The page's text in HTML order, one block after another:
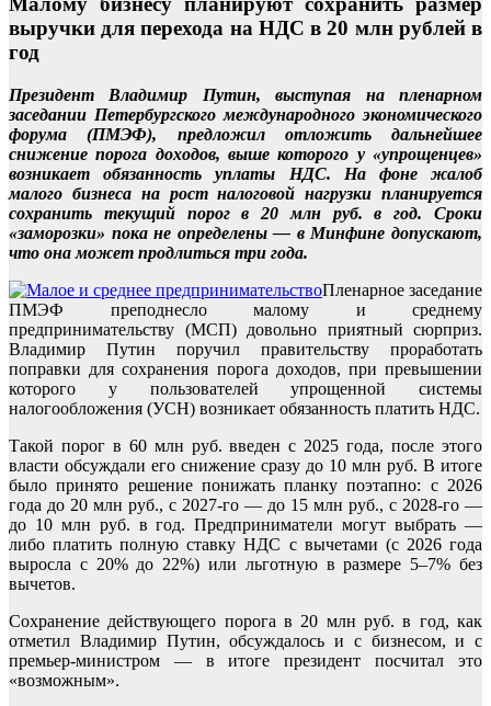
выручки для перехода на НДС в 20 млн рублей в
год
Президент Владимир Путин, выступая на пленарном
заседании Петербургского международного экономического
форума (ПМЭФ), предложил отложить дальнейшее
снижение порога доходов, выше которого у «упрощенцев»
возникает обязанность уплаты НДС. На фоне жалоб
малого бизнеса на рост налоговой нагрузки планируется
сохранить текущий порог в 20 млн руб. в год. Сроки
«заморозки» пока не определены — в Минфине допускают,
что она может продлиться три года.
Пленарное заседание
ПМЭФ преподнесло малому и среднему
предпринимательству (МСП) довольно приятный сюрприз.
Владимир Путин поручил правительству проработать
поправки для сохранения порога доходов, при превышении
которого у пользователей упрощенной системы
налогообложения (УСН) возникает обязанность платить НДС.
Такой порог в 60 млн руб. введен с 2025 года, после этого
власти обсуждали его снижение сразу до 10 млн руб. В итоге
было принято решение понижать планку поэтапно: с 2026
года до 20 млн руб., с 2027-го — до 15 млн руб., с 2028-го —
до 10 млн руб. в год. Предприниматели могут выбрать —
либо платить полную ставку НДС с вычетами (с 2026 года
выросла с 20% до 22%) или льготную в размере 5–7% без
вычетов.
Сохранение действующего порога в 20 млн руб. в год, как
отметил Владимир Путин, обсуждалось и с бизнесом, и с
премьер-министром — в итоге президент посчитал это
«возможным».